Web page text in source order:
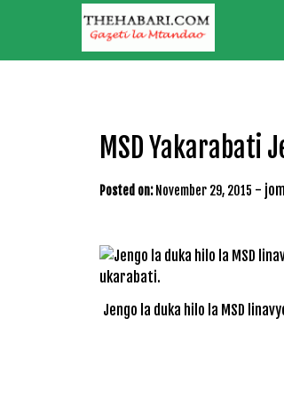
MSD Yakarabati
Posted on: November 29, 2015 -
Jengo la duka hilo la MSD